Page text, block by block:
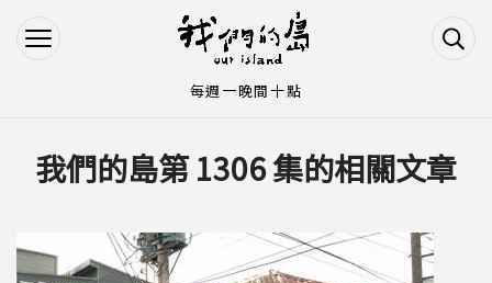
Jump to Navigation
Jump to Main content
您在這裡
我們的島第 1306 集的相關文章
每週一晚間十點